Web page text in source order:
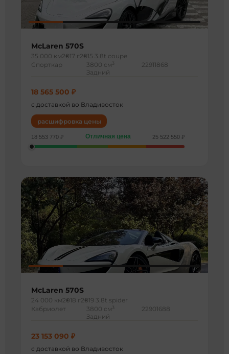
McLaren 570S
35 000 км2017 г 2015 3.8t coupe
Спорткар
3800 см 3
Задний
22911868
18 565 500 ₽
с доставкой во Владивосток
расшифровка цены
18 553 770 ₽ Отличная цена 25 522 550 ₽
McLaren 570S
24 000 км2018 г 2019 3.8t spider
Кабриолет
3800 см 3
Задний
22901688
23 153 090 ₽
с доставкой во Владивосток